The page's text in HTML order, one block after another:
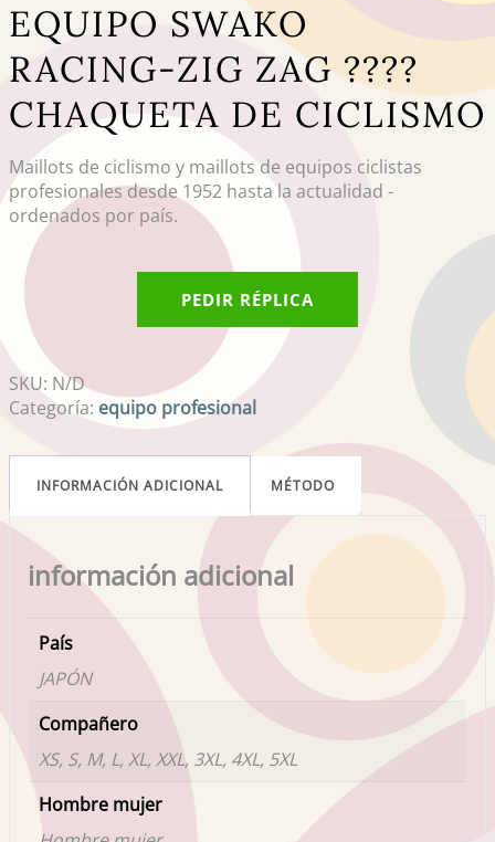
EQUIPO SWAKO
RACING-ZIG ZAG ????
CHAQUETA DE CICLISMO
Maillots de ciclismo y maillots de equipos ciclistas
profesionales desde 1952 hasta la actualidad -
ordenados por país.
PEDIR RÉPLICA
SKU: N/D
Categoría: equipo profesional
INFORMACIÓN ADICIONAL MÉTODO
información adicional
País
JAPÓN
Compañero
XS, S, M, L, XL, XXL, 3XL, 4XL, 5XL
Hombre mujer